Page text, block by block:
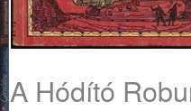
A ​Hódító